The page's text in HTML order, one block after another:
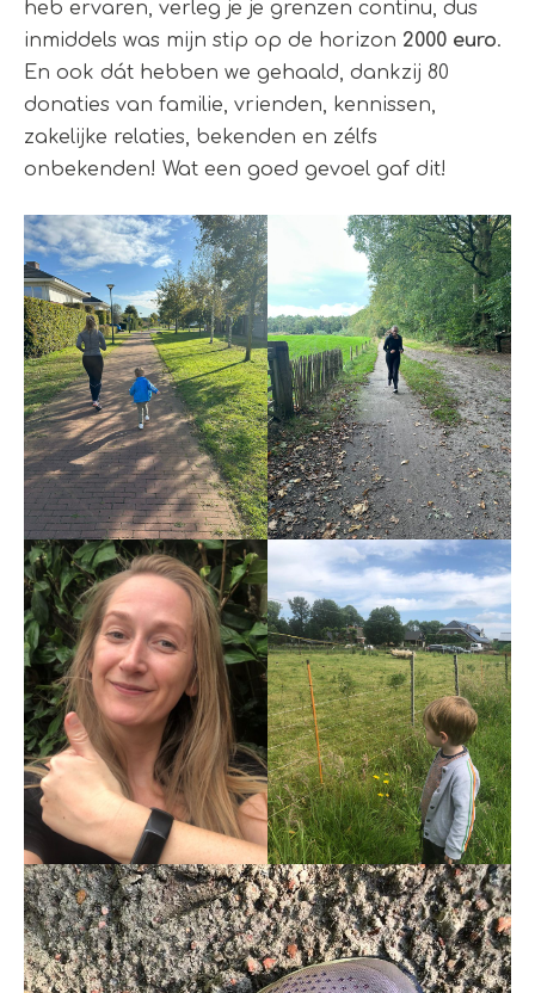
heb ervaren, verleg je je grenzen continu, dus
inmiddels was mijn stip op de horizon 2000 euro.
En ook dát hebben we gehaald, dankzij 80
donaties van familie, vrienden, kennissen,
zakelijke relaties, bekenden en zélfs
onbekenden! Wat een goed gevoel gaf dit!